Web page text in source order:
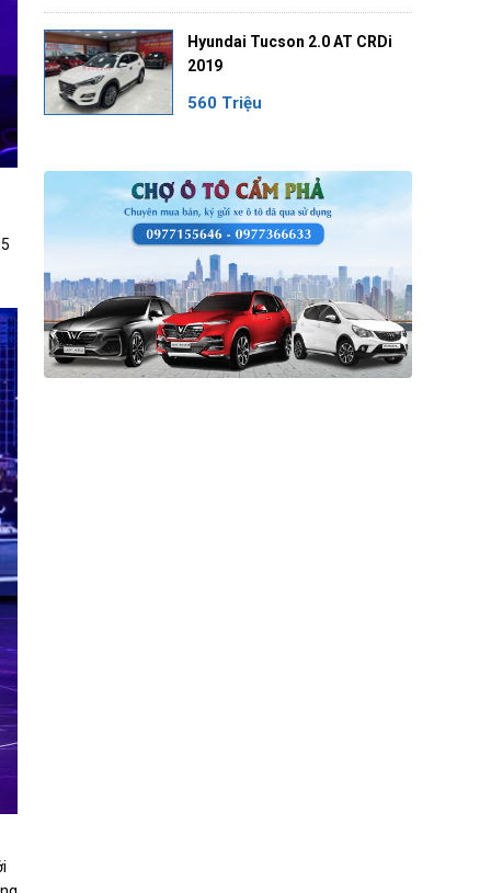
Hyundai Tucson 2.0 AT CRDi
2019
560 Triệu